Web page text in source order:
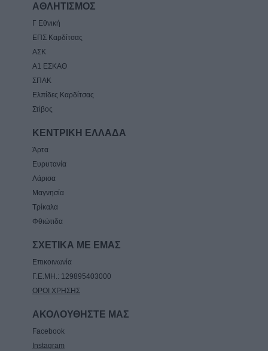
ΑΘΛΗΤΙΣΜΟΣ
Γ Εθνική
ΕΠΣ Καρδίτσας
ΑΣΚ
Α1 ΕΣΚΑΘ
ΣΠΑΚ
Ελπίδες Καρδίτσας
Στίβος
ΚΕΝΤΡΙΚΗ ΕΛΛΑΔΑ
Άρτα
Ευρυτανία
Λάρισα
Μαγνησία
Τρίκαλα
Φθιώτιδα
ΣΧΕΤΙΚΑ ΜΕ ΕΜΑΣ
Επικοινωνία
Γ.Ε.ΜΗ.: 129895403000
ΟΡΟΙ ΧΡΗΣΗΣ
ΑΚΟΛΟΥΘΗΣΤΕ ΜΑΣ
Facebook
Instagram